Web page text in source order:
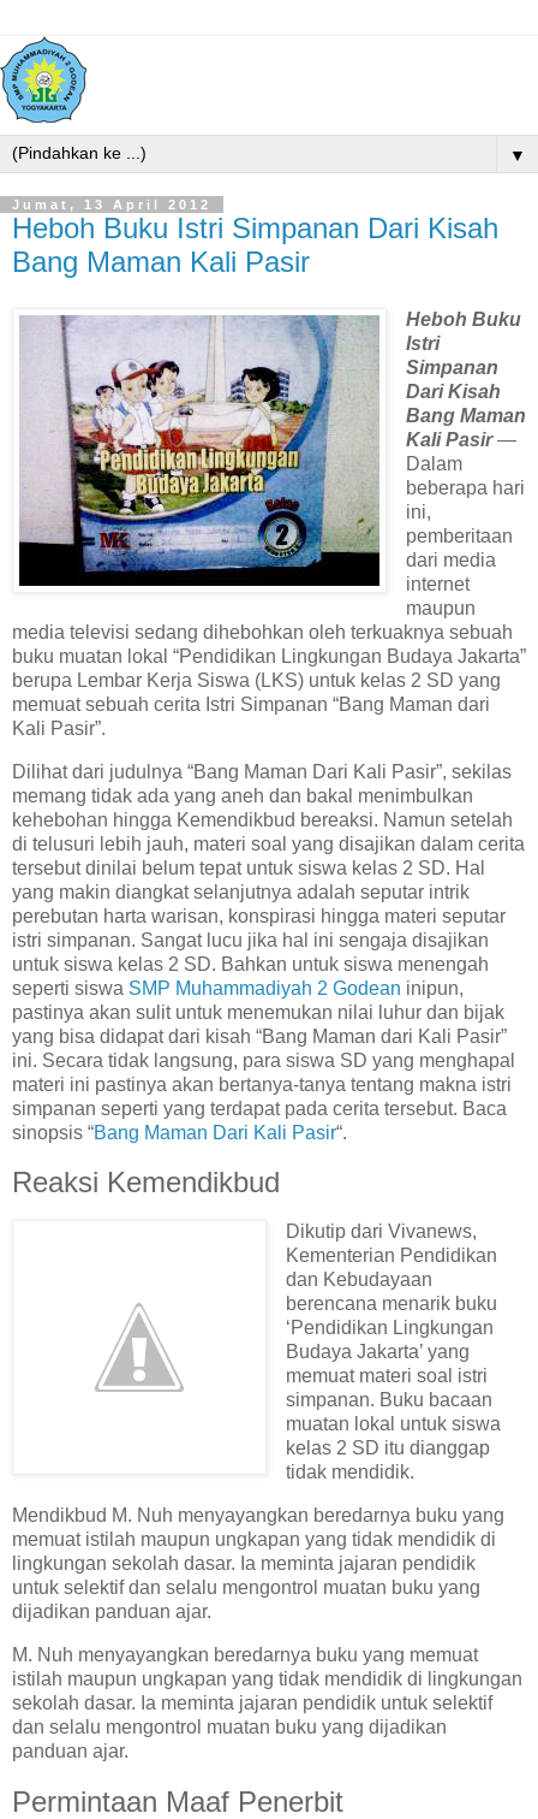
▼
Jumat, 13 April 2012
Heboh Buku Istri Simpanan Dari Kisah
Bang Maman Kali Pasir
Heboh Buku
Istri
Simpanan
Dari Kisah
Bang Maman
Kali Pasir—
Dalam
beberapa hari
ini,
pemberitaan
dari media
internet
maupun
media televisi sedang dihebohkan oleh terkuaknya sebuah
buku muatan lokal “Pendidikan Lingkungan Budaya Jakarta”
berupa Lembar Kerja Siswa (LKS) untuk kelas 2 SD yang
memuat sebuah cerita Istri Simpanan “Bang Maman dari
Kali Pasir”.
Dilihat dari judulnya “Bang Maman Dari Kali Pasir”, sekilas
memang tidak ada yang aneh dan bakal menimbulkan
kehebohan hingga Kemendikbud bereaksi. Namun setelah
di telusuri lebih jauh, materi soal yang disajikan dalam cerita
tersebut dinilai belum tepat untuk siswa kelas 2 SD. Hal
yang makin diangkat selanjutnya adalah seputar intrik
perebutan harta warisan, konspirasi hingga materi seputar
istri simpanan. Sangat lucu jika hal ini sengaja disajikan
untuk siswa kelas 2 SD. Bahkan untuk siswa menengah
seperti siswa SMP Muhammadiyah 2 Godean inipun,
pastinya akan sulit untuk menemukan nilai luhur dan bijak
yang bisa didapat dari kisah “Bang Maman dari Kali Pasir”
ini. Secara tidak langsung, para siswa SD yang menghapal
materi ini pastinya akan bertanya-tanya tentang makna istri
simpanan seperti yang terdapat pada cerita tersebut. Baca
sinopsis “Bang Maman Dari Kali Pasir“.
Reaksi Kemendikbud
Dikutip dari Vivanews,
Kementerian Pendidikan
dan Kebudayaan
berencana menarik buku
‘Pendidikan Lingkungan
Budaya Jakarta’ yang
memuat materi soal istri
simpanan. Buku bacaan
muatan lokal untuk siswa
kelas 2 SD itu dianggap
tidak mendidik.
Mendikbud M. Nuh menyayangkan beredarnya buku yang
memuat istilah maupun ungkapan yang tidak mendidik di
lingkungan sekolah dasar. Ia meminta jajaran pendidik
untuk selektif dan selalu mengontrol muatan buku yang
dijadikan panduan ajar.
M. Nuh menyayangkan beredarnya buku yang memuat
istilah maupun ungkapan yang tidak mendidik di lingkungan
sekolah dasar. Ia meminta jajaran pendidik untuk selektif
dan selalu mengontrol muatan buku yang dijadikan
panduan ajar.
Permintaan Maaf Penerbit